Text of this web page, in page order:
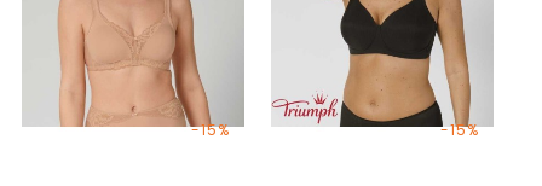
-15% -15%